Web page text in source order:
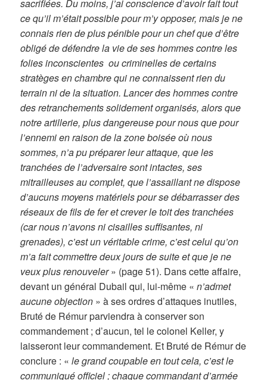
sacrifiées. Du moins, j’ai conscience d’avoir fait tout
ce qu’il m’était possible pour m’y opposer, mais je ne
connais rien de plus pénible pour un chef que d’être
obligé de défendre la vie de ses hommes contre les
folies inconscientes ou criminelles de certains
stratèges en chambre qui ne connaissent rien du
terrain ni de la situation. Lancer des hommes contre
des retranchements solidement organisés, alors que
notre artillerie, plus dangereuse pour nous que pour
l’ennemi en raison de la zone boisée où nous
sommes, n’a pu préparer leur attaque, que les
tranchées de l’adversaire sont intactes, ses
mitrailleuses au complet, que l’assaillant ne dispose
d’aucuns moyens matériels pour se débarrasser des
réseaux de fils de fer et crever le toit des tranchées
(car nous n’avons ni cisailles suffisantes, ni
grenades), c’est un véritable crime, c’est celui qu’on
m’a fait commettre deux jours de suite et que je ne
veux plus renouveler» (page 51). Dans cette affaire,
devant un général Dubail qui, lui-même «n’admet
aucune objection » à ses ordres d’attaques inutiles,
Bruté de Rémur parviendra à conserver son
commandement ; d’aucun, tel le colonel Keller, y
laisseront leur commandement. Et Bruté de Rémur de
conclure : «le grand coupable en tout cela, c’est le
communiqué officiel ; chaque commandant d’armée